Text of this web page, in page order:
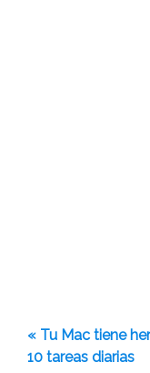
« Tu Mac tiene
10 tareas diarias